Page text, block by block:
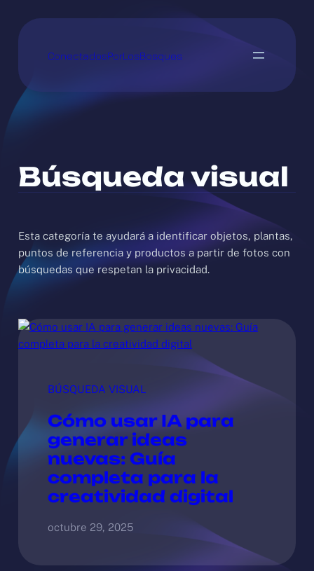
ConectadosPorLosBosques
Búsqueda visual
Esta categoría te ayudará a identificar objetos, plantas,
puntos de referencia y productos a partir de fotos con
búsquedas que respetan la privacidad.
BÚSQUEDA VISUAL
Cómo usar IA para
generar ideas
nuevas: Guía
completa para la
creatividad digital
octubre 29, 2025